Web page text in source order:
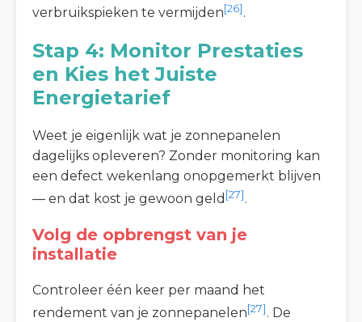
verbruikspieken te vermijden[26].
Stap 4: Monitor Prestaties
en Kies het Juiste
Energietarief
Weet je eigenlijk wat je zonnepanelen
dagelijks opleveren? Zonder monitoring kan
een defect wekenlang onopgemerkt blijven
— en dat kost je gewoon geld [27].
Volg de opbrengst van je
installatie
Controleer één keer per maand het
rendement van je zonnepanelen[27]. De